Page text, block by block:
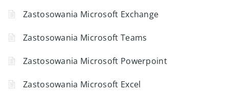
Zastosowania Microsoft Exchange
Zastosowania Microsoft Teams
Zastosowania Microsoft Powerpoint
Zastosowania Microsoft Excel